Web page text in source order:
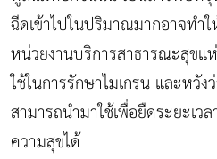
ฉีดเข้าไปในปริมาณมากอาจทำ
หน่วยงานบริการสาธารณะสุขแ
ใช้ในการรักษาไมเกรน และหวั
สามารถนำมาใช้เพื่อยืดระยะเว
ความสุขได้